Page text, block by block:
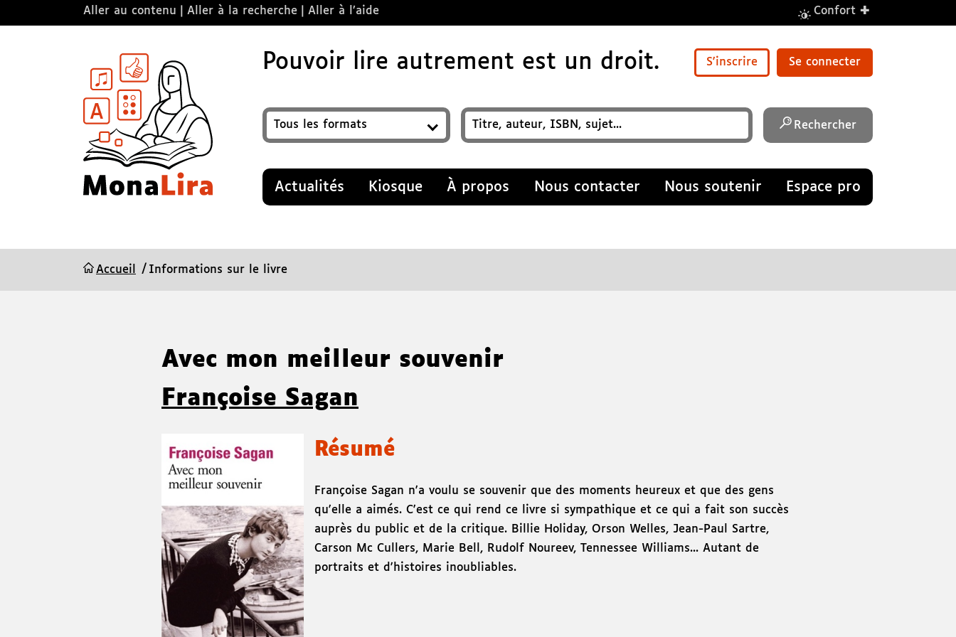
Aller au contenu Aller à la recherche Aller à l’aide Confort +
Pouvoir lire autrement est un droit. S'inscrire Se connecter
Format
Recherchez un titre, auteur, ISBN, sujet…
Rechercher
Actualités Kiosque À propos Nous contacter Nous soutenir Espace pro
Accueil Informations sur le livre
Avec mon meilleur souvenir
Françoise Sagan
Résumé
Françoise Sagan n'a voulu se souvenir que des moments heureux et que des gens
qu'elle a aimés. C'est ce qui rend ce livre si sympathique et ce qui a fait son succès
auprès du public et de la critique. Billie Holiday, Orson Welles, Jean-Paul Sartre,
Carson Mc Cullers, Marie Bell, Rudolf Noureev, Tennessee Williams... Autant de
portraits et d'histoires inoubliables.